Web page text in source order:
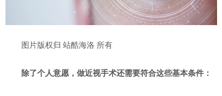
图片版权归 站酷海洛 所有
除了个人意愿，做近视手术还需要符合这些基本条件：